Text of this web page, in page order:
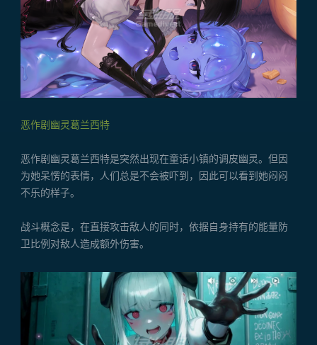
恶作剧幽灵葛兰西特
恶作剧幽灵葛兰西特是突然出现在童话小镇的调皮幽灵。但因
为她呆愣的表情，人们总是不会被吓到，因此可以看到她闷闷
不乐的样子。
战斗概念是，在直接攻击敌人的同时，依据自身持有的能量防
卫比例对敌人造成额外伤害。